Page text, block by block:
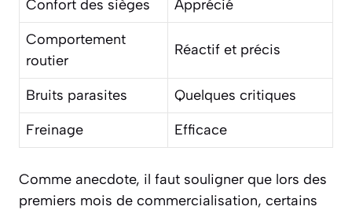
Confort des sièges
Apprécié
Comportement
routier
Réactif et précis
Bruits parasites
Quelques critiques
Freinage
Efficace
Comme anecdote, il faut souligner que lors des
premiers mois de commercialisation, certains